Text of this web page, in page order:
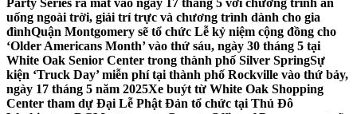
Party Series ra mắt vào ngày 17 tháng 5 với chương trình ăn
uống ngoài trời, giải trí trực và chương trình dành cho gia
đìnhQuận Montgomery sẽ tổ chức Lễ kỷ niệm cộng đồng cho
‘Older Americans Month’ vào thứ sáu, ngày 30 tháng 5 tại
White Oak Senior Center trong thành phố Silver SpringSự
kiện ‘Truck Day’ miễn phí tại thành phố Rockville vào thứ bảy,
ngày 17 tháng 5 năm 2025Xe buýt từ White Oak Shopping
Center tham dự Đại Lễ Phật Đản tổ chức tại Thủ Đô